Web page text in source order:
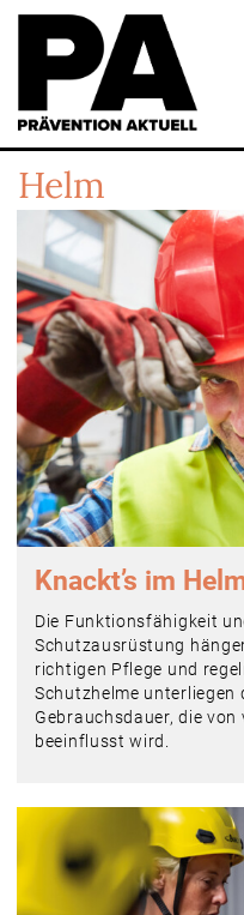
Helm
Knackt’s im
Die Funktionsfähigkeit
Schutzausrüstung
richtigen Pflege und
Schutzhelme unterliegen
Gebrauchsdauer, die
beeinflusst wird.